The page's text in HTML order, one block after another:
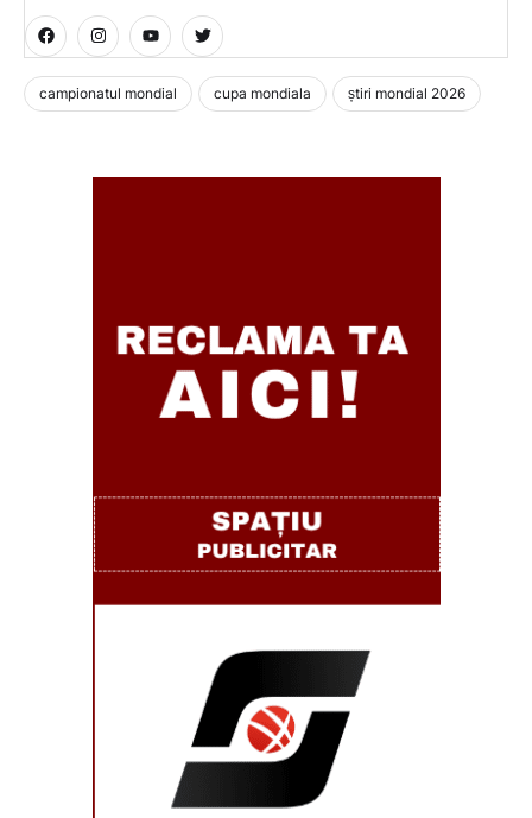
campionatul mondial cupa mondiala știri mondial 2026